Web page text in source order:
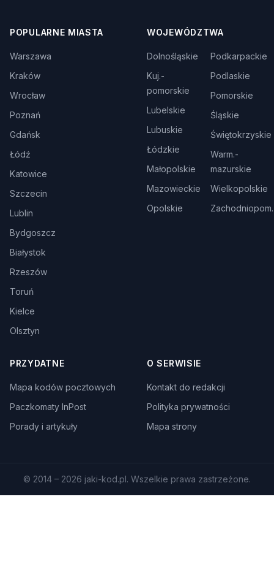
POPULARNE MIASTA
Warszawa
Kraków
Wrocław
Poznań
Gdańsk
Łódź
Katowice
Szczecin
Lublin
Bydgoszcz
Białystok
Rzeszów
Toruń
Kielce
Olsztyn
WOJEWÓDZTWA
Dolnośląskie
Kuj.-
pomorskie
Lubelskie
Lubuskie
Łódzkie
Małopolskie
Mazowieckie
Opolskie
Podkarpackie
Podlaskie
Pomorskie
Śląskie
Świętokrzyskie
Warm.-
mazurskie
Wielkopolskie
Zachodniopom.
PRZYDATNE
Mapa kodów pocztowych
Paczkomaty InPost
Porady i artykuły
O SERWISIE
Kontakt do redakcji
Polityka prywatności
Mapa strony
© 2014 – 2026 jaki-kod.pl. Wszelkie prawa zastrzeżone.